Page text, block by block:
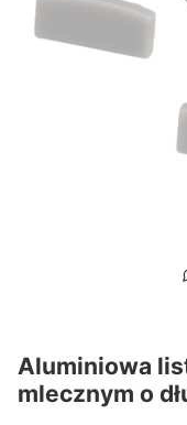
Aluminiowa
mlecznym o